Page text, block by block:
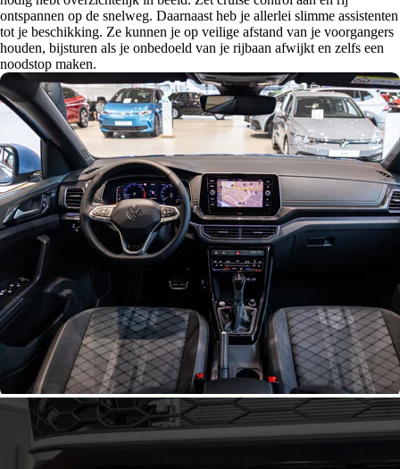
ontspannen op de snelweg. Daarnaast heb je allerlei slimme assistenten
tot je beschikking. Ze kunnen je op veilige afstand van je voorgangers
houden, bijsturen als je onbedoeld van je rijbaan afwijkt en zelfs een
noodstop maken.